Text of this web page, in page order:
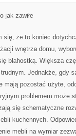
jak zawiłe
że to koniec
wnętrza domu,
błahostką. Większa
Jednakże, gdy
mają pozostać użyte,
problemem może
się schematyczne
kuchennych.
mebli na wymiar